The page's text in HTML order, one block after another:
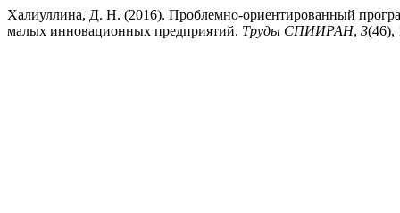
Халиуллина, Д. Н. (2016). Проблемно-ориентированный
малых инновационных предприятий. Труды СПИИРАН, 3(46),